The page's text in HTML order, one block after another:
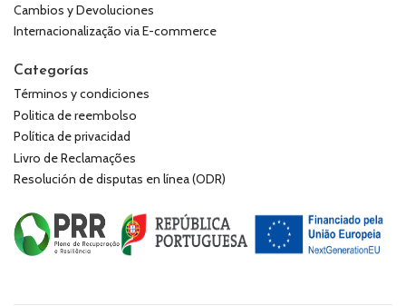
Cambios y Devoluciones
Internacionalização via E-commerce
Categorías
Términos y condiciones
Politica de reembolso
Política de privacidad
Livro de Reclamações
Resolución de disputas en línea (ODR)